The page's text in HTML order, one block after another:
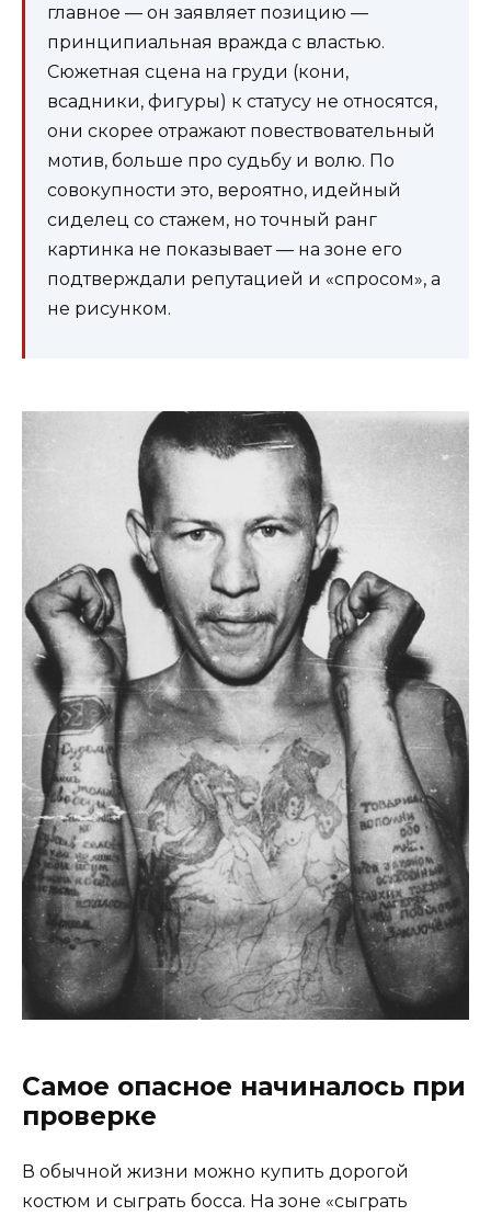
главное — он заявляет позицию —
принципиальная вражда с властью.
Сюжетная сцена на груди (кони,
всадники, фигуры) к статусу не относятся,
они скорее отражают повествовательный
мотив, больше про судьбу и волю. По
совокупности это, вероятно, идейный
сиделец со стажем, но точный ранг
картинка не показывает — на зоне его
подтверждали репутацией и «спросом», а
не рисунком.
Самое опасное начиналось при
проверке
В обычной жизни можно купить дорогой
костюм и сыграть босса. На зоне «сыграть